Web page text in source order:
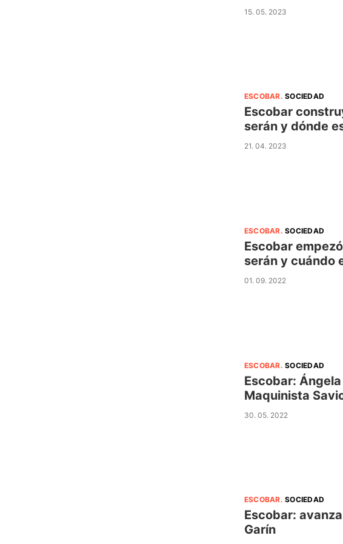
15. 05. 2023
ESCOBAR.SOCIEDAD
Escobar
serán y dónde
21. 04. 2023
ESCOBAR.SOCIEDAD
Escobar
serán y cuándo
01. 09. 2022
ESCOBAR.SOCIEDAD
Escobar:
Maquinista
30. 05. 2022
ESCOBAR.SOCIEDAD
Escobar:
Garín